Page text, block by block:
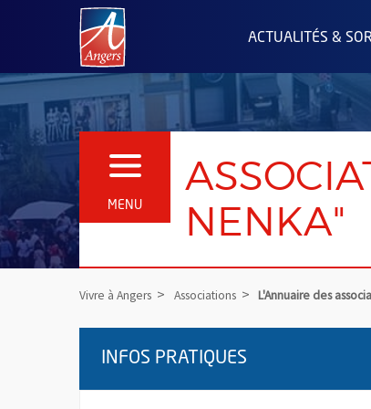
Angers.fr : Retour à l'accueil
ACTUALITÉS &
MENU
OUVRIR LE MENU
NENKA"
Vivre à Angers Associations L'Annuaire des
INFOS PRATIQUES